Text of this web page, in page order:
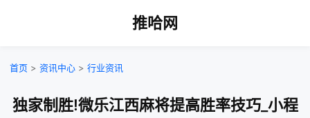
推哈网
首页 > 资讯中心 > 行业资讯
独家制胜!微乐江西麻将提高胜率技巧_小程